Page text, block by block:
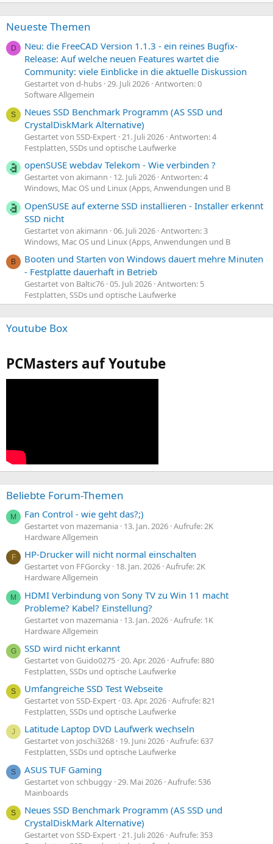
Neueste Themen
D
Neu: die FreeCAD Version 1.1.3 - ein reines Bugfix-
Release: Auf welche neuen Features wartet die
Community: viele Einblicke in die aktuelle Diskussion
Gestartet von d-hubs 29. Juli 2026 Antworten: 0
Software Allgemein
S
Neues SSD Benchmark Programm (AS SSD und
CrystalDiskMark Alternative)
Gestartet von SSD-Expert 21. Juli 2026 Antworten: 4
Festplatten, SSDs und optische Laufwerke
openSUSE webdav Telekom - Wie verbinden ?
Gestartet von akimann 12. Juli 2026 Antworten: 4
Windows, Mac OS und Linux (Apps, Anwendungen und B
OpenSUSE auf externe SSD installieren - Installer erkennt
SSD nicht
Gestartet von akimann 06. Juli 2026 Antworten: 3
Windows, Mac OS und Linux (Apps, Anwendungen und B
B
Booten und Starten von Windows dauert mehre Minuten
- Festplatte dauerhaft in Betrieb
Gestartet von Baltic76 05. Juli 2026 Antworten: 5
Festplatten, SSDs und optische Laufwerke
Youtube Box
PCMasters auf Youtube
Beliebte Forum-Themen
M Fan Control - wie geht das?;)
Gestartet von mazemania 13. Jan. 2026 Aufrufe: 2K
Hardware Allgemein
F HP-Drucker will nicht normal einschalten
Gestartet von FFGorcky 18. Jan. 2026 Aufrufe: 2K
Hardware Allgemein
M
HDMI Verbindung von Sony TV zu Win 11 macht
Probleme? Kabel? Einstellung?
Gestartet von mazemania 13. Jan. 2026 Aufrufe: 1K
Hardware Allgemein
G SSD wird nicht erkannt
Gestartet von Guido0275 20. Apr. 2026 Aufrufe: 880
Festplatten, SSDs und optische Laufwerke
S Umfangreiche SSD Test Webseite
Gestartet von SSD-Expert 03. Apr. 2026 Aufrufe: 821
Festplatten, SSDs und optische Laufwerke
J Latitude Laptop DVD Laufwerk wechseln
Gestartet von joschi3268 19. Juni 2026 Aufrufe: 637
Festplatten, SSDs und optische Laufwerke
S ASUS TUF Gaming
Gestartet von schbuggy 29. Mai 2026 Aufrufe: 536
Mainboards
S
Neues SSD Benchmark Programm (AS SSD und
CrystalDiskMark Alternative)
Gestartet von SSD-Expert 21. Juli 2026 Aufrufe: 353